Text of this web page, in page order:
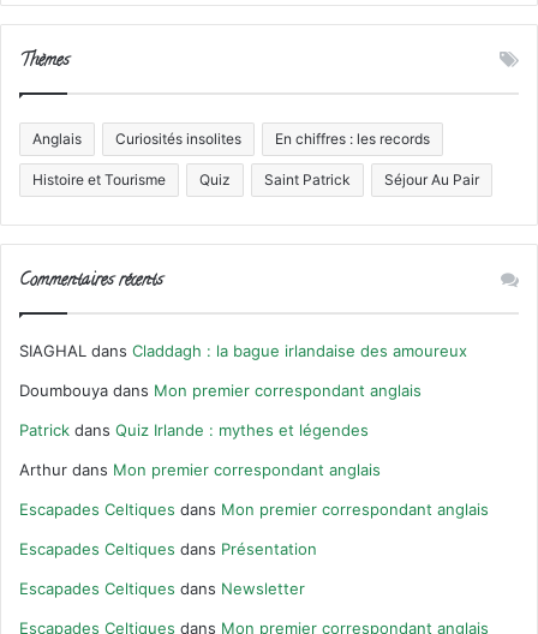
Thèmes
Anglais Curiosités insolites En chiffres : les records
Histoire et Tourisme Quiz Saint Patrick Séjour Au Pair
Commentaires récents
SIAGHAL dans Claddagh : la bague irlandaise des amoureux
Doumbouya dans Mon premier correspondant anglais
Patrick dans Quiz Irlande : mythes et légendes
Arthur dans Mon premier correspondant anglais
Escapades Celtiques dans Mon premier correspondant anglais
Escapades Celtiques dans Présentation
Escapades Celtiques dans Newsletter
Escapades Celtiques dans Mon premier correspondant anglais